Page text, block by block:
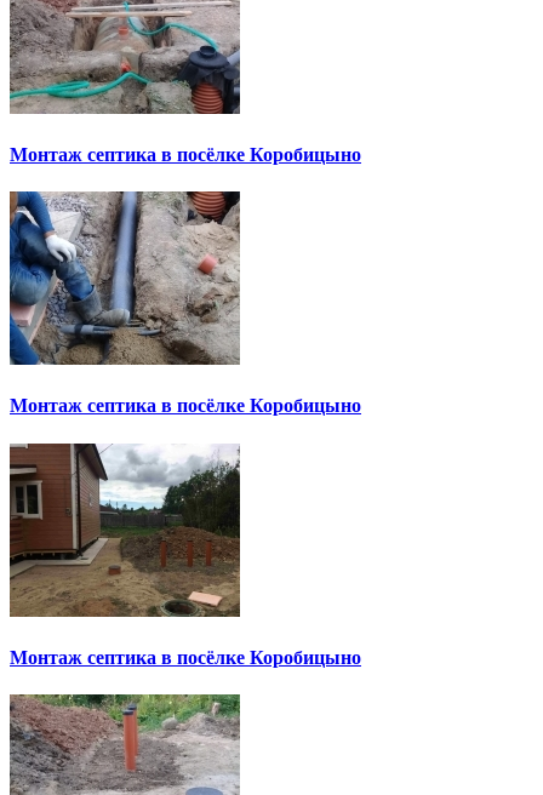
Монтаж септика в посёлке Коробицыно
Монтаж септика в посёлке Коробицыно
Монтаж септика в посёлке Коробицыно